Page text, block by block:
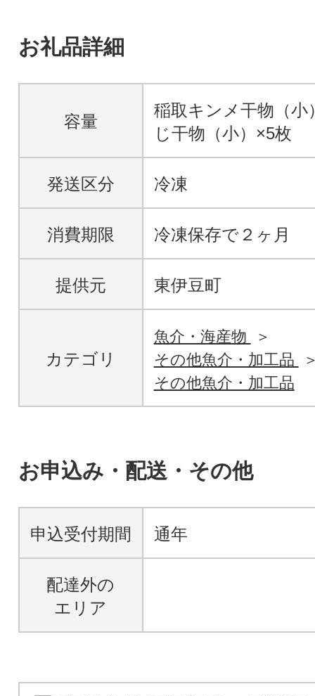
お礼品詳細
容量
稲取キンメ干物（小
じ干物（小）×5枚
発送区分 冷凍
消費期限 冷凍保存で２ヶ月
提供元 東伊豆町
カテゴリ
魚介・海産物
その他魚介・加工品
その他魚介・加工品
お申込み・配送・その他
申込受付期間 通年
配達外の
エリア